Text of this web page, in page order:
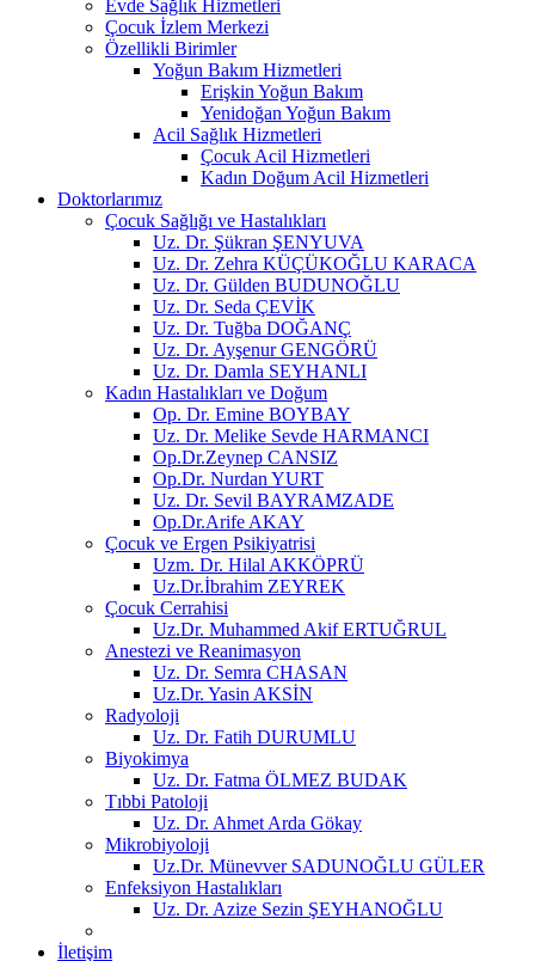
Evde Sağlık Hizmetleri
Çocuk İzlem Merkezi
Özellikli Birimler
Yoğun Bakım Hizmetleri
Erişkin Yoğun Bakım
Yenidoğan Yoğun Bakım
Acil Sağlık Hizmetleri
Çocuk Acil Hizmetleri
Kadın Doğum Acil Hizmetleri
Doktorlarımız
Çocuk Sağlığı ve Hastalıkları
Uz. Dr. Şükran ŞENYUVA
Uz. Dr. Zehra KÜÇÜKOĞLU KARACA
Uz. Dr. Gülden BUDUNOĞLU
Uz. Dr. Seda ÇEVİK
Uz. Dr. Tuğba DOĞANÇ
Uz. Dr. Ayşenur GENGÖRÜ
Uz. Dr. Damla SEYHANLI
Kadın Hastalıkları ve Doğum
Op. Dr. Emine BOYBAY
Uz. Dr. Melike Sevde HARMANCI
Op.Dr.Zeynep CANSIZ
Op.Dr. Nurdan YURT
Uz. Dr. Sevil BAYRAMZADE
Op.Dr.Arife AKAY
Çocuk ve Ergen Psikiyatrisi
Uzm. Dr. Hilal AKKÖPRÜ
Uz.Dr.İbrahim ZEYREK
Çocuk Cerrahisi
Uz.Dr. Muhammed Akif ERTUĞRUL
Anestezi ve Reanimasyon
Uz. Dr. Semra CHASAN
Uz.Dr. Yasin AKSİN
Radyoloji
Uz. Dr. Fatih DURUMLU
Biyokimya
Uz. Dr. Fatma ÖLMEZ BUDAK
Tıbbi Patoloji
Uz. Dr. Ahmet Arda Gökay
Mikrobiyoloji
Uz.Dr. Münevver SADUNOĞLU GÜLER
Enfeksiyon Hastalıkları
Uz. Dr. Azize Sezin ŞEYHANOĞLU
İletişim